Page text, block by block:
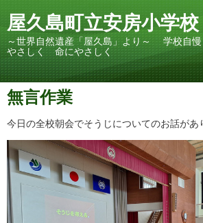
屋久島町立安房小学校
～世界自然遺産「屋久島」より～ 学校自
やさしく 命にやさしく
無言作業
今日の全校朝会でそうじについてのお話があ